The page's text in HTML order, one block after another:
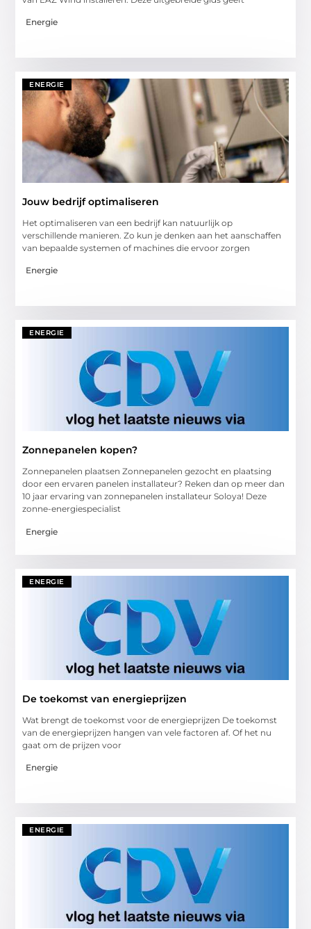
Energie
ENERGIE
Jouw bedrijf optimaliseren
Het optimaliseren van een bedrijf kan natuurlijk op
verschillende manieren. Zo kun je denken aan het aanschaffen
van bepaalde systemen of machines die ervoor zorgen
Energie
ENERGIE
Zonnepanelen kopen?
Zonnepanelen plaatsen Zonnepanelen gezocht en plaatsing
door een ervaren panelen installateur? Reken dan op meer dan
10 jaar ervaring van zonnepanelen installateur Soloya! Deze
zonne-energiespecialist
Energie
ENERGIE
De toekomst van energieprijzen
Wat brengt de toekomst voor de energieprijzen De toekomst
van de energieprijzen hangen van vele factoren af. Of het nu
gaat om de prijzen voor
Energie
ENERGIE